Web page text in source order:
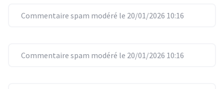
Commentaire spam modéré le 20/01/2026 10:16
Commentaire spam modéré le 20/01/2026 10:16